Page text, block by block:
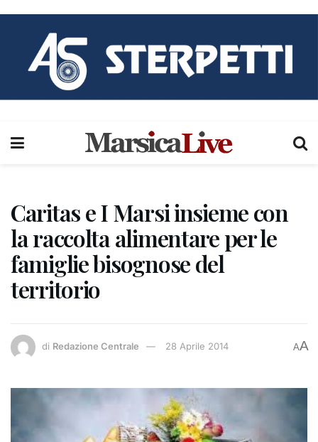
Caritas e I Marsi insieme con
la raccolta alimentare per le
famiglie bisognose del
territorio
di Redazione Centrale 28 Aprile 2014 AA